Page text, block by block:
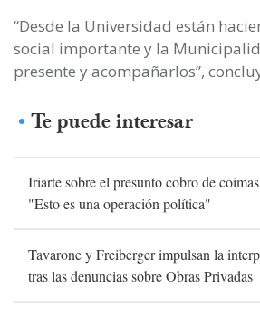
“Desde la Universidad están
social importante y la
presente y acompañarlos”,
Te puede interesar
Iriarte sobre el presunto cobro de
"Esto es una operación política"
Tavarone y Freiberger impulsan la
tras las denuncias sobre Obras Privadas